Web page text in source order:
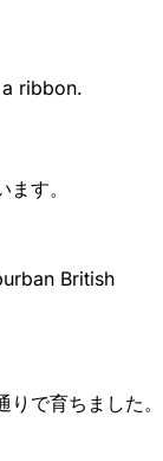
ribbon.
す。
British
で育ちました。